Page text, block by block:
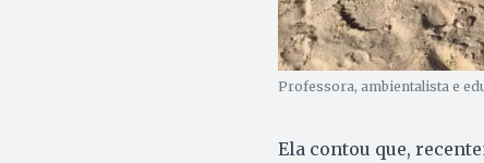
Professora, ambientalista e
Ela contou que,